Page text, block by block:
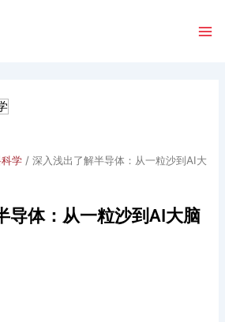
学 / 深入浅出了解半导体：从一粒沙到AI大
导体：从一粒沙到AI大脑